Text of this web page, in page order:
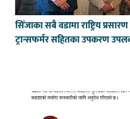
सिँजाका सबै वडामा राष्ट्रिय
ट्रान्सफर्मर सहितका उपकरण